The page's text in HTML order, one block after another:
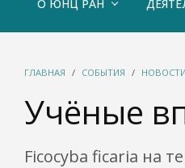
О ЮНЦ РАН
ГЛАВНАЯ СОБЫТИЯ НОВОСТИ
Учёные
Ficocyba ficaria на